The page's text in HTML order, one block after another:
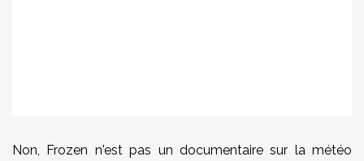
Non, Frozen n'est pas un documentaire sur la météo